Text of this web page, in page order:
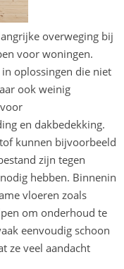
overweging bij
voor woningen.
oplossingen die niet
ook weinig
en dakbedekking.
kunnen bijvoorbeeld
zijn tegen
hebben. Binnenin
vloeren zoals
om onderhoud te
eenvoudig schoon
ze veel aandacht